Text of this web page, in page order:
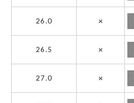
26.0 ×
26.5 ×
27.0 ×